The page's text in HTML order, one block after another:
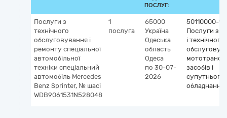
ПОСЛУГ:
Послуги з
технічного
обслуговування і
ремонту спеціальної
автомобільної
техніки спеціальний
автомобіль Mercedes
Benz Sprinter, № шасі
WDB9061531N528048
1
послуга
65000
Україна
Одеська
область
Одеса
по 30-07-
2026
50110000-9
Послуги з
і технічного
засобів і
супутнього
обладнання